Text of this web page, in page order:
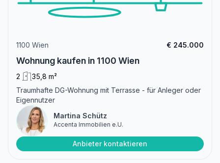
1100 Wien € 245.000
Wohnung kaufen in 1100 Wien
2
35,8 m²
Traumhafte DG-Wohnung mit Terrasse - für Anleger oder
Eigennutzer
Martina Schütz
Accenta Immobilien e.U.
Anbieter kontaktieren